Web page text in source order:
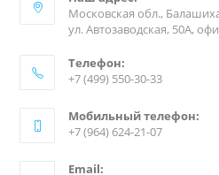
Московская обл.,
ул. Автозаводская, 50А,
Телефон:
+7 (499) 550-30-33
Мобильный телефон:
+7 (964) 624-21-07
Email: